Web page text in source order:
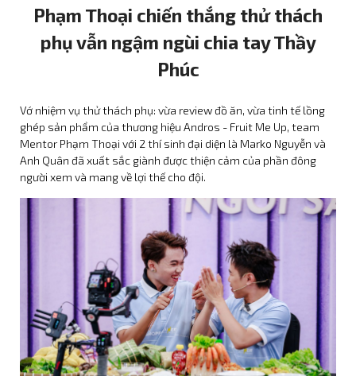
Phạm Thoại chiến thắng thử thách
phụ vẫn ngậm ngùi chia tay Thầy
Phúc
Vớ nhiệm vụ thử thách phụ: vừa review đồ ăn, vừa tinh tế lồng
ghép sản phẩm của thương hiệu Andros - Fruit Me Up, team
Mentor Phạm Thoại với 2 thí sinh đại diện là Marko Nguyễn và
Anh Quân đã xuất sắc giành được thiện cảm của phần đông
người xem và mang về lợi thế cho đội.